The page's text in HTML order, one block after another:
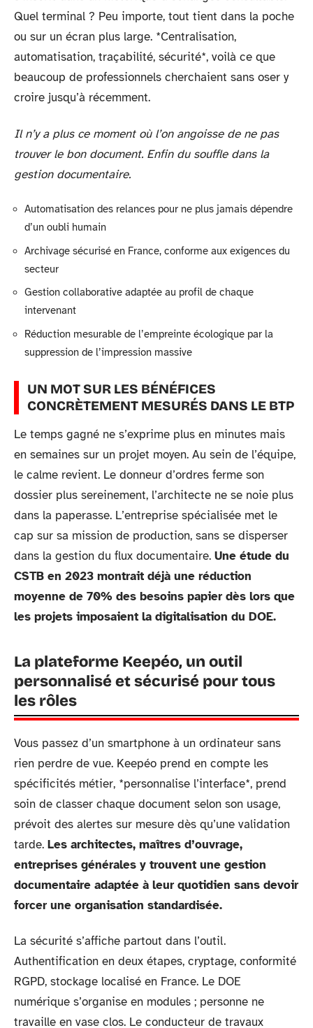
Quel terminal ? Peu importe, tout tient dans la poche
ou sur un écran plus large. *Centralisation,
automatisation, traçabilité, sécurité*, voilà ce que
beaucoup de professionnels cherchaient sans oser y
croire jusqu’à récemment.
Il n’y a plus ce moment où l’on angoisse de ne pas
trouver le bon document. Enfin du souffle dans la
gestion documentaire.
Automatisation des relances pour ne plus jamais dépendre
d’un oubli humain
Archivage sécurisé en France, conforme aux exigences du
secteur
Gestion collaborative adaptée au profil de chaque
intervenant
Réduction mesurable de l’empreinte écologique par la
suppression de l’impression massive
UN MOT SUR LES BÉNÉFICES
CONCRÈTEMENT MESURÉS DANS LE BTP
Le temps gagné ne s’exprime plus en minutes mais
en semaines sur un projet moyen. Au sein de l’équipe,
le calme revient. Le donneur d’ordres ferme son
dossier plus sereinement, l’architecte ne se noie plus
dans la paperasse. L’entreprise spécialisée met le
cap sur sa mission de production, sans se disperser
dans la gestion du flux documentaire. Une étude du
CSTB en 2023 montrait déjà une réduction
moyenne de 70% des besoins papier dès lors que
les projets imposaient la digitalisation du DOE.
La plateforme Keepéo, un outil
personnalisé et sécurisé pour tous
les rôles
Vous passez d’un smartphone à un ordinateur sans
rien perdre de vue. Keepéo prend en compte les
spécificités métier, *personnalise l’interface*, prend
soin de classer chaque document selon son usage,
prévoit des alertes sur mesure dès qu’une validation
tarde. Les architectes, maîtres d’ouvrage,
entreprises générales y trouvent une gestion
documentaire adaptée à leur quotidien sans devoir
forcer une organisation standardisée.
La sécurité s’affiche partout dans l’outil.
Authentification en deux étapes, cryptage, conformité
RGPD, stockage localisé en France. Le DOE
numérique s’organise en modules ; personne ne
travaille en vase clos. Le conducteur de travaux